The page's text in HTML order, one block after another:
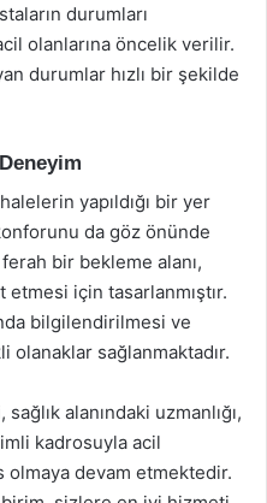
durumları
olanlarına öncelik verilir.
durumlar hızlı bir şekilde
yapıldığı bir yer
da göz önünde
bir bekleme alanı,
etmesi için tasarlanmıştır.
bilgilendirilmesi ve
sağlanmaktadır.
alanındaki uzmanlığı,
kadrosuyla acil
devam etmektedir.